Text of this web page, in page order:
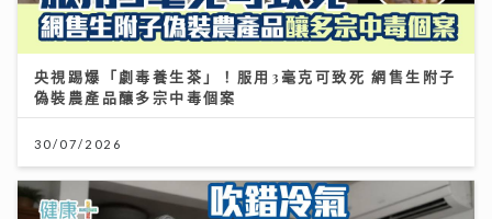
央視踢爆「劇毒養生茶」！服用3毫克可致死 網售生附子
偽裝農產品釀多宗中毒個案
30/07/2026